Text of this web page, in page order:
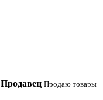
Продавец Продаю товары